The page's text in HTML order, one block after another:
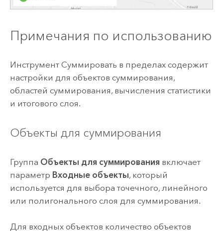
Примечания по использованию
Инструмент Суммировать в пределах содержит
настройки для объектов суммирования,
областей суммирования, вычисления статистики
и итогового слоя.
Объекты для суммирования
Группа Объекты для суммирования включает
параметр Входные объекты, который
используется для выбора точечного, линейного
или полигонального слоя для суммирования.
Для входных объектов количество объектов